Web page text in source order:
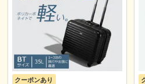
クーポンあり